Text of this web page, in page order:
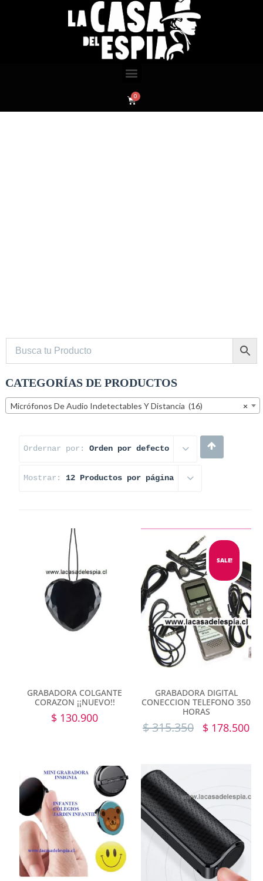
CATEGORÍAS DE PRODUCTOS
×
Micrófonos De Audio Indetectables Y Distancia (16)
Ordernar por: Orden por defecto
Mostrar: 12 Productos por página
GRABADORA COLGANTE
CORAZON ¡¡NUEVO!!
$ 130.900
SALE!
GRABADORA DIGITAL
CONECCION TELEFONO 350
HORAS
$315.350 $ 178.500